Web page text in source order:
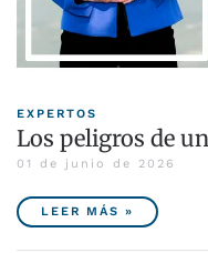
EXPERTOS
Los peligros de
01 de junio de 2026
LEER MÁS »